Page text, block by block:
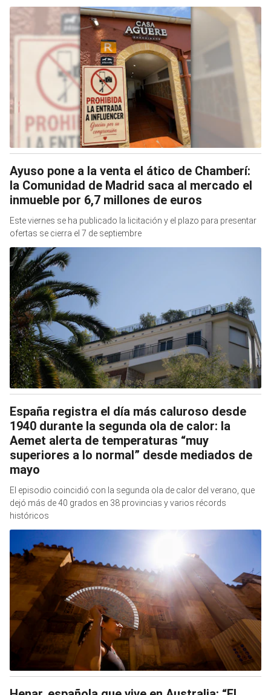
Ayuso pone a la venta el ático de Chamberí:
la Comunidad de Madrid saca al mercado el
inmueble por 6,7 millones de euros
Este viernes se ha publicado la licitación y el plazo para presentar
ofertas se cierra el 7 de septiembre
España registra el día más caluroso desde
1940 durante la segunda ola de calor: la
Aemet alerta de temperaturas “muy
superiores a lo normal” desde mediados de
mayo
El episodio coincidió con la segunda ola de calor del verano, que
dejó más de 40 grados en 38 provincias y varios récords
históricos